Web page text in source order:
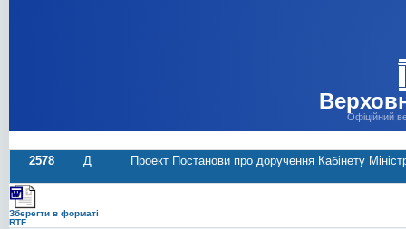
Офіційний
2578 Д Проект Постанови про доручення Кабінету
Зберегти в форматі
RTF